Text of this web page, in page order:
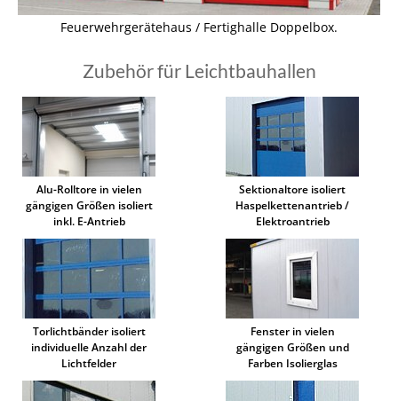
Feuerwehrgerätehaus / Fertighalle Doppelbox.
Zubehör für Leichtbauhallen
Alu-Rolltore in vielen
gängigen Größen isoliert
inkl. E-Antrieb
Sektionaltore isoliert
Haspelkettenantrieb /
Elektroantrieb
Torlichtbänder isoliert
individuelle Anzahl der
Lichtfelder
Fenster in vielen
gängigen Größen und
Farben Isolierglas